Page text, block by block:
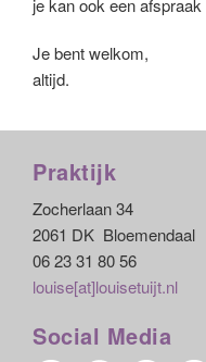
Je bent welkom,
altijd.
Praktijk
Zocherlaan 34
2061 DK Bloemendaal
06 23 31 80 56
louise[at]louisetuijt.nl
Social Media